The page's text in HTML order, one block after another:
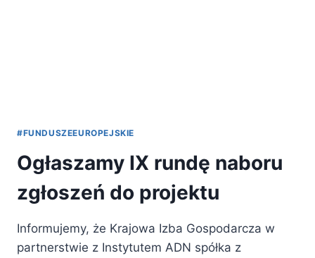
#FUNDUSZEEUROPEJSKIE
Ogłaszamy IX rundę naboru
zgłoszeń do projektu
Informujemy, że Krajowa Izba Gospodarcza w
partnerstwie z Instytutem ADN spółka z